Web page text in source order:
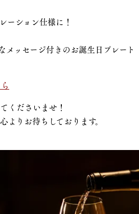
ーション仕様に！
メッセージ付きのお誕生日プレート
くださいませ！
りお待ちしております。